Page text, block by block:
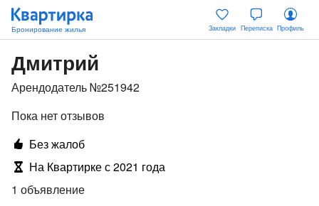
Закладки Переписка Профиль
Дмитрий
Арендодатель №251942
Пока нет отзывов
Без жалоб
На Квартирке с 2021 года
1 объявление